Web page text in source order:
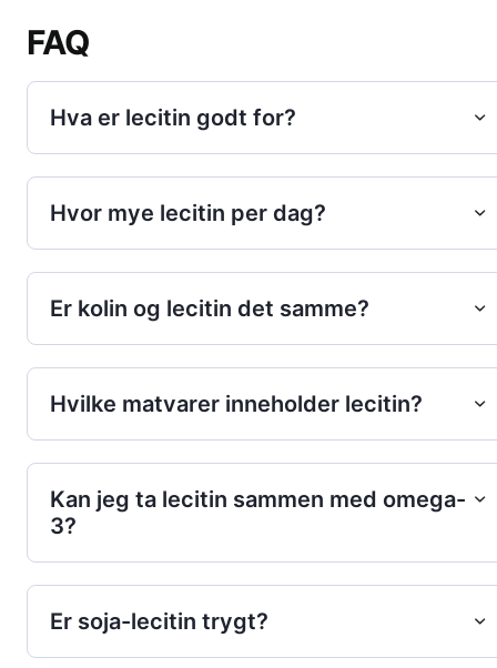
FAQ
Hva er lecitin godt for?
Hvor mye lecitin per dag?
Er kolin og lecitin det samme?
Hvilke matvarer inneholder lecitin?
Kan jeg ta lecitin sammen med omega-
3?
Er soja-lecitin trygt?